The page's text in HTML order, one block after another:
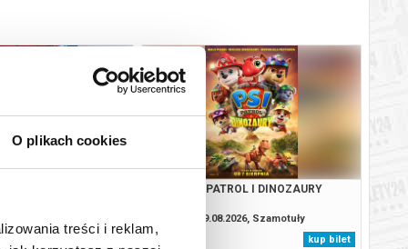
O plikach cookies
treści i reklam,
PSI PATROL I DINOZAURY
09.08.2026, Szamotuły
kup bilet